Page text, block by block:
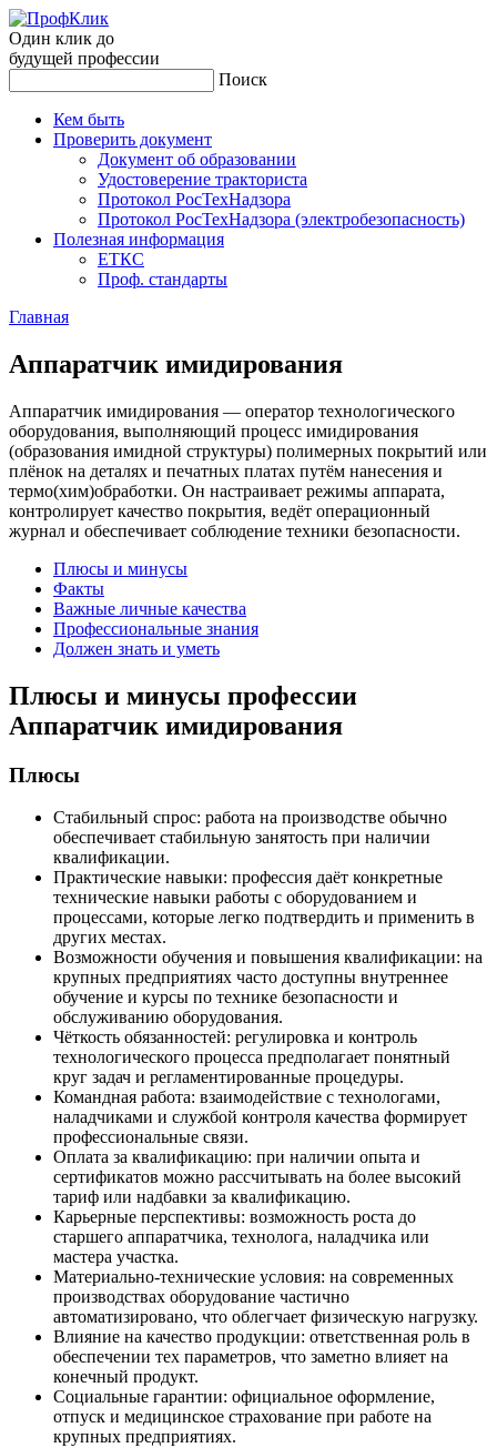
Один клик до
будущей профессии
Поиск
Кем быть
Проверить документ
Документ об образовании
Удостоверение тракториста
Протокол РосТехНадзора
Протокол РосТехНадзора (электробезопасность)
Полезная информация
ЕТКС
Проф. стандарты
Главная
Ап­па­рат­чик ими­диро­вания
Аппаратчик имидирования — оператор технологического
оборудования, выполняющий процесс имидирования
(образования имидной структуры) полимерных покрытий или
плёнок на деталях и печатных платах путём нанесения и
термо(хим)обработки. Он настраивает режимы аппарата,
контролирует качество покрытия, ведёт операционный
журнал и обеспечивает соблюдение техники безопасности.
Плюсы и минусы
Факты
Важные личные качества
Профессиональные знания
Должен знать и уметь
Плюсы и минусы профессии
Аппаратчик имидирования
Плюсы
Стабильный спрос: работа на производстве обычно
обеспечивает стабильную занятость при наличии
квалификации.
Практические навыки: профессия даёт конкретные
технические навыки работы с оборудованием и
процессами, которые легко подтвердить и применить в
других местах.
Возможности обучения и повышения квалификации: на
крупных предприятиях часто доступны внутреннее
обучение и курсы по технике безопасности и
обслуживанию оборудования.
Чёткость обязанностей: регулировка и контроль
технологического процесса предполагает понятный
круг задач и регламентированные процедуры.
Командная работа: взаимодействие с технологами,
наладчиками и службой контроля качества формирует
профессиональные связи.
Оплата за квалификацию: при наличии опыта и
сертификатов можно рассчитывать на более высокий
тариф или надбавки за квалификацию.
Карьерные перспективы: возможность роста до
старшего аппаратчика, технолога, наладчика или
мастера участка.
Материально-технические условия: на современных
производствах оборудование частично
автоматизировано, что облегчает физическую нагрузку.
Влияние на качество продукции: ответственная роль в
обеспечении тех параметров, что заметно влияет на
конечный продукт.
Социальные гарантии: официальное оформление,
отпуск и медицинское страхование при работе на
крупных предприятиях.